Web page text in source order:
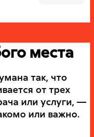
места
так, что
от трех
или услуги, —
или важно.